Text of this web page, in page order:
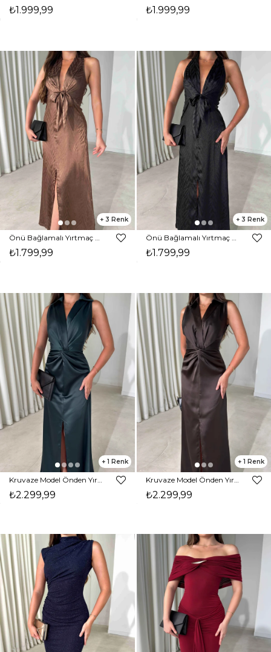
₺1.999,99 ₺1.999,99
3
₺1.799,99
3
₺1.799,99
1
₺2.299,99
1
Kruvaze Model Önden Yırtmaçlı Maxi Boy Kahverengi Nerino Kadın Elbise 26Y484
₺2.299,99